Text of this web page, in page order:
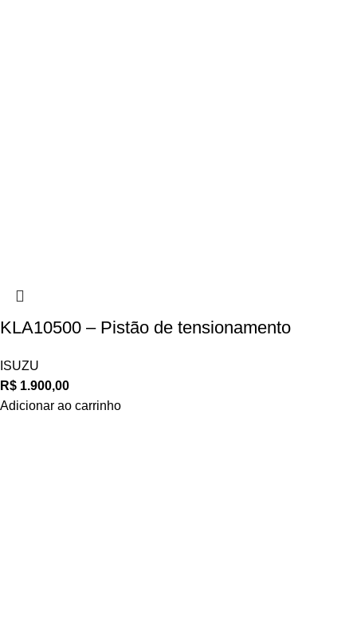
KLA10500 – Pistão de tensionamento
ISUZU
R$ 1.900,00
Adicionar ao carrinho